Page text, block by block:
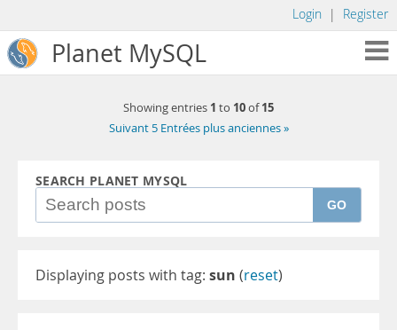
Login | Register
Planet MySQL
Showing entries 1 to 10of15
Suivant 5 Entrées plus anciennes »
SEARCH PLANET MYSQL
GO
Displaying posts with tag: sun (reset)